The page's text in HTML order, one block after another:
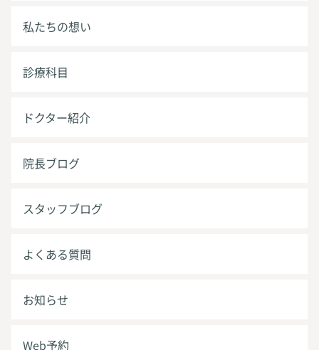
私たちの想い
診療科目
ドクター紹介
院長ブログ
スタッフブログ
よくある質問
お知らせ
Web予約